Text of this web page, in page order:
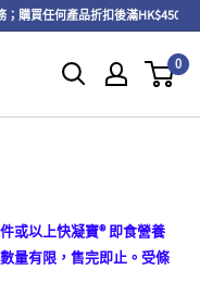
買任何產品折扣後滿HK$450或
0
或以上快凝寶® 即食營養
量有限，售完即止。受條